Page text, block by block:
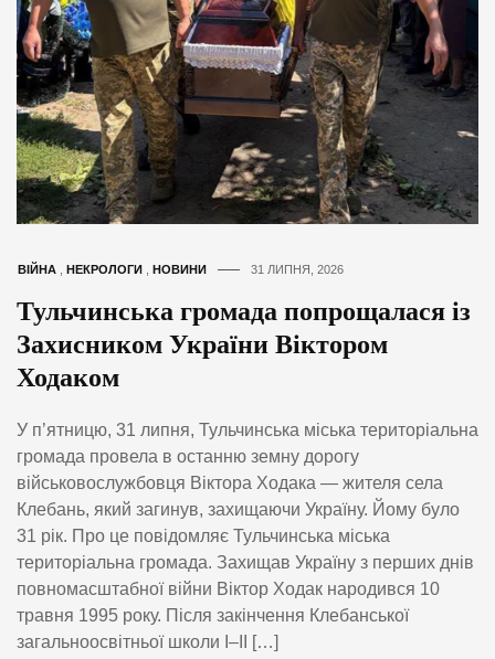
ВІЙНА НЕКРОЛОГИ НОВИНИ 31 ЛИПНЯ, 2026
Тульчинська громада попрощалася із
Захисником України Віктором
Ходаком
У п’ятницю, 31 липня, Тульчинська міська територіальна
громада провела в останню земну дорогу
військовослужбовця Віктора Ходака — жителя села
Клебань, який загинув, захищаючи Україну. Йому було
31 рік. Про це повідомляє Тульчинська міська
територіальна громада. Захищав Україну з перших днів
повномасштабної війни Віктор Ходак народився 10
травня 1995 року. Після закінчення Клебанської
загальноосвітньої школи І–ІІ […]